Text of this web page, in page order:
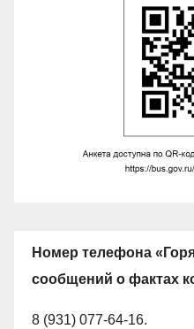
Номер телефона
сообщений о фактах
8 (931) 077-64-16.